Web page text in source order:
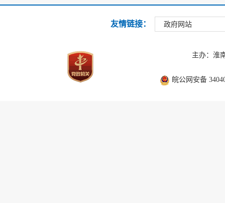
友情链接： 政府网站
主办：淮
皖公网安备